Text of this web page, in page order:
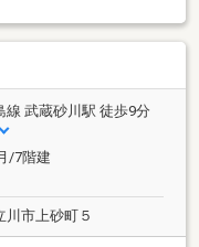
と安心。」正直な情
）安心して物件検討
なく、注意点も正直
ーンに関して、いく
なら支払いなら安心な
レンダー」を利用
スＮＥＸＴとの連携
。ずっとずっとパー
線 武蔵砂川駅 徒歩9分
/7階建
川市上砂町５